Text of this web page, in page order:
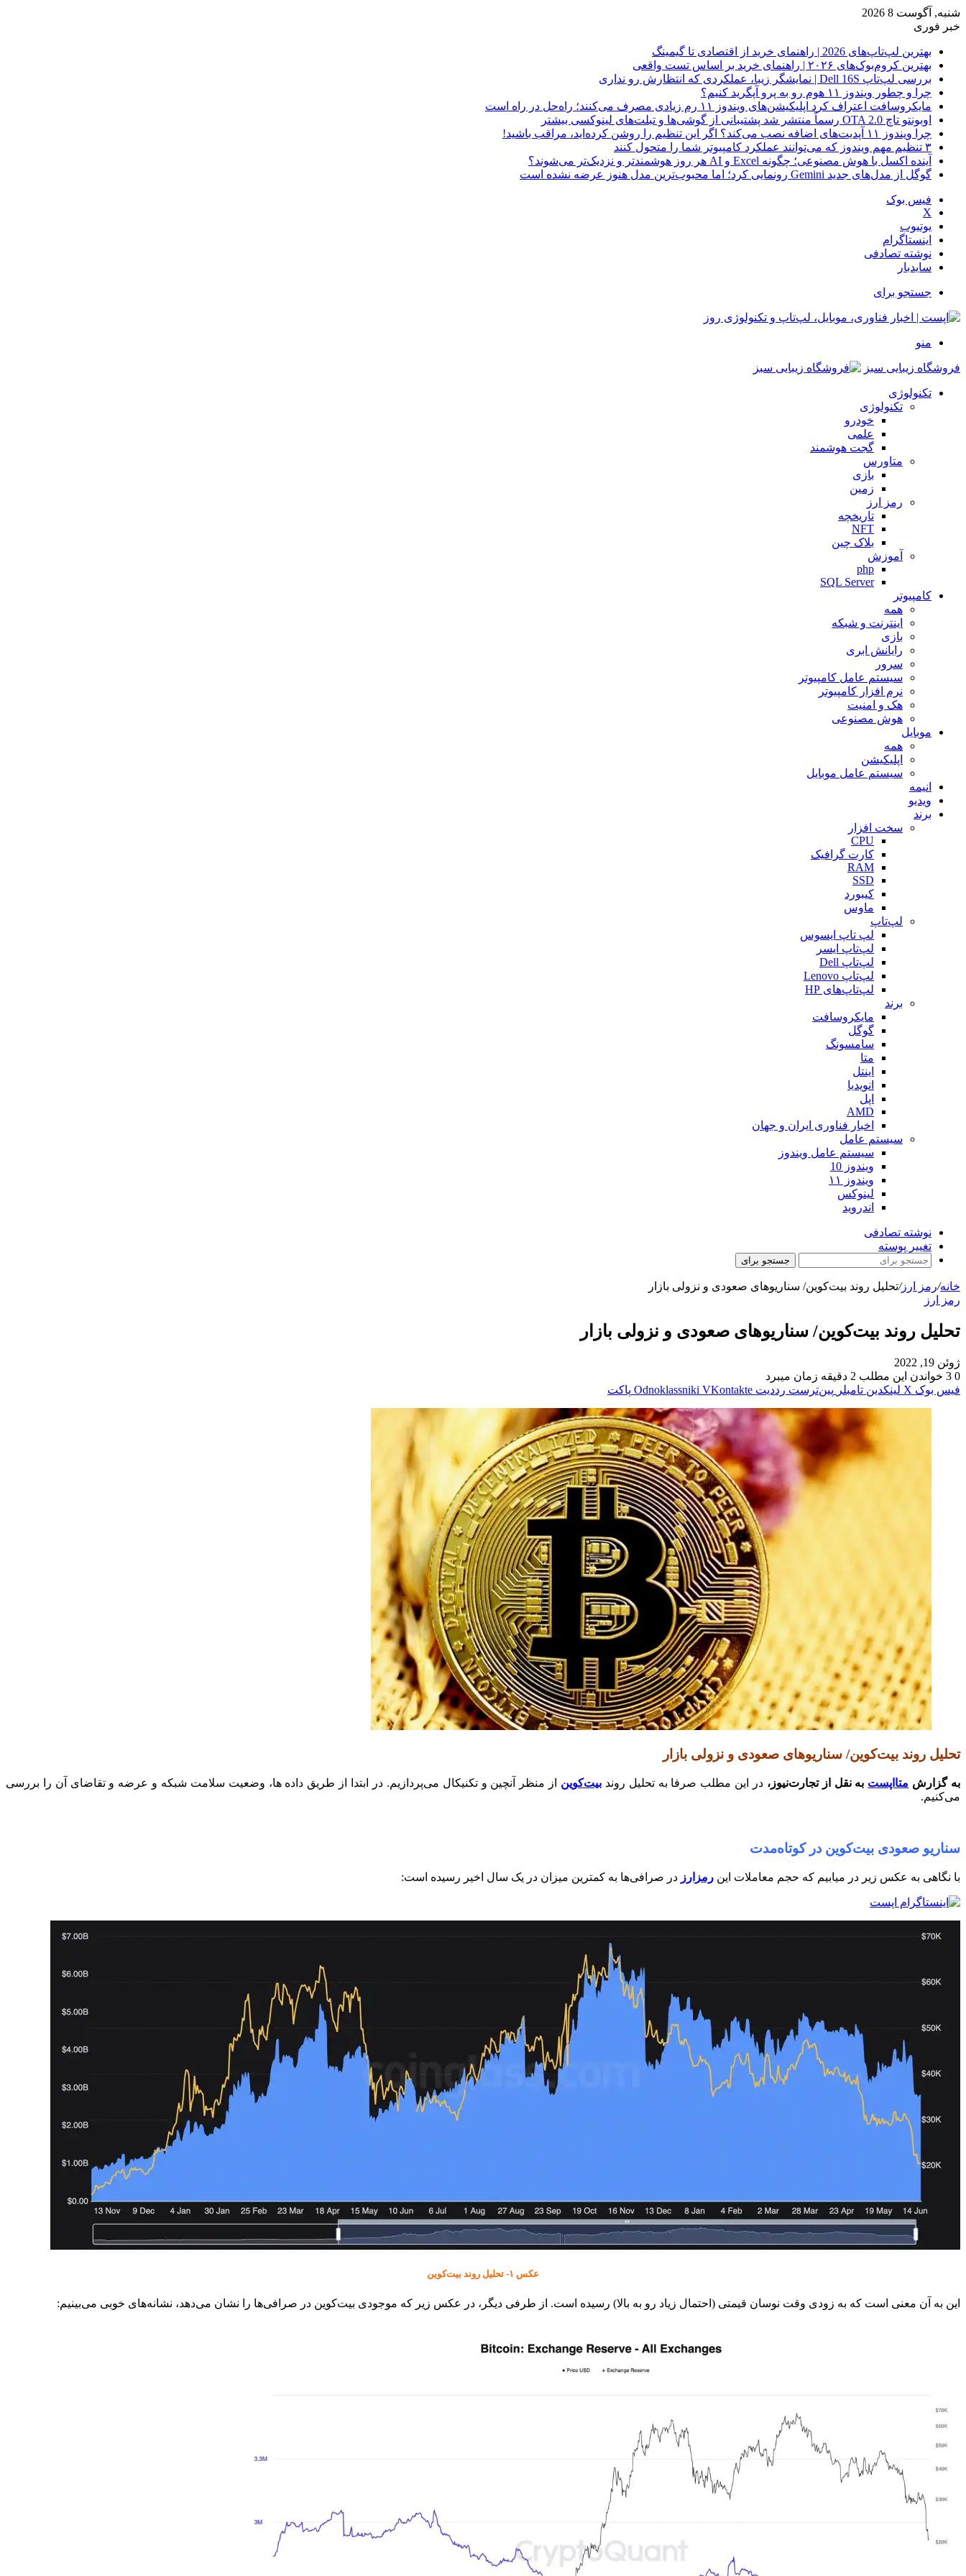
شنبه, آگوست 8 2026
خبر فوری
بهترین لپ‌تاپ‌های 2026 | راهنمای خرید از اقتصادی تا گیمینگ
بهترین کروم‌بوک‌های ۲۰۲۶ | راهنمای خرید بر اساس تست واقعی
بررسی لپ‌تاپ Dell 16S | نمایشگر زیبا، عملکردی که انتظارش رو نداری
چرا و چطور ویندوز ۱۱ هوم رو به پرو آپگرید کنیم؟
مایکروسافت اعتراف کرد اپلیکیشن‌های ویندوز ۱۱ رم زیادی مصرف می‌کنند؛ راه‌حل در راه است
اوبونتو تاچ OTA 2.0 رسماً منتشر شد پشتیبانی از گوشی‌ها و تبلت‌های لینوکسی بیشتر
چرا ویندوز ۱۱ آپدیت‌های اضافه نصب می‌کند؟ اگر این تنظیم را روشن کرده‌اید، مراقب باشید!
۳ تنظیم مهم ویندوز که می‌توانند عملکرد کامپیوتر شما را متحول کنند
آینده اکسل با هوش مصنوعی؛ چگونه Excel و AI هر روز هوشمندتر و نزدیک‌تر می‌شوند؟
گوگل از مدل‌های جدید Gemini رونمایی کرد؛ اما محبوب‌ترین مدل هنوز عرضه نشده است
فیس بوک
X
یوتیوب
اینستاگرام
نوشته تصادفی
سایدبار
جستجو برای
منو
فروشگاه زیبایی سبز
تکنولوژی
تکنولوژی
خودرو
علمی
گجت هوشمند
متاورس
بازی
زمین
رمز ارز
تاریخچه
NFT
بلاک چین
آموزش
php
SQL Server
کامپیوتر
همه
اینترنت و شبکه
بازی
رایانش ابری
سرور
سیستم عامل کامپیوتر
نرم افزار کامپیوتر
هک و امنیت
هوش مصنوعی
موبایل
همه
اپلیکیشن
سیستم عامل موبایل
انیمه
ویدیو
برند
سخت افزار
CPU
کارت گرافیک
RAM
SSD
کیبورد
ماوس
لپ‌تاپ
لپ تاپ ایسوس
لپ‌تاپ ایسر
لپ‌تاپ Dell
لپ‌تاپ Lenovo
لپ‌تاپ‌های HP
برند
مایکروسافت
گوگل
سامسونگ
متا
اینتل
انویدیا
اپل
AMD
اخبار فناوری ایران و جهان
سیستم عامل
سیستم عامل ویندوز
ویندوز 10
ویندوز ۱۱
لینوکس
اندروید
نوشته تصادفی
تغییر پوسته
جستجو برای
خانه/رمز ارز/تحلیل روند بیت‌کوین/ سناریوهای صعودی و نزولی بازار
رمز ارز
تحلیل روند بیت‌کوین/ سناریوهای صعودی و نزولی بازار
ژوئن 19, 2022
0
خواندن این مطلب 2 دقیقه زمان میبرد
فیس بوک X لینکدین ‫تامبلر ‫پین‌ترست ‫رددیت ‫VKontakte
‫Odnoklassniki پاکت
تحلیل روند بیت‌کوین/ سناریوهای صعودی و نزولی بازار
به گزارش متااپست به نقل از تجارت‌نیوز، در این مطلب صرفا به تحلیل روندبیت‌کوین از منظر آنچین و تکنیکال می‌پردازیم. در ابتدا از طریق داده ها، وضعیت سلامت شبکه و عرضه و تقاضای آن را بررسی
می‌کنیم.
سناریو صعودی بیت‌کوین در کوتاه‌مدت
با نگاهی به عکس زیر در میابیم که حجم معاملات این رمزارز در صرافی‌ها به کمترین میزان در یک سال اخیر رسیده است:
عکس ۱- تحلیل روند بیت‌کوین
این به آن معنی است که به زودی وقت نوسان قیمتی (احتمال زیاد رو به بالا) رسیده است. از طرفی دیگر، در عکس زیر که موجودی بیت‌کوین در صرافی‌ها را نشان می‌دهد، نشانه‌های خوبی می‌بینیم: